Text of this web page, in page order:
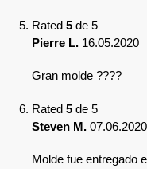
Rated 5 de 5
Pierre L. 16.05.2020
Gran molde ????
Rated 5 de 5
Steven M. 07.06.2020
Molde fue entregado